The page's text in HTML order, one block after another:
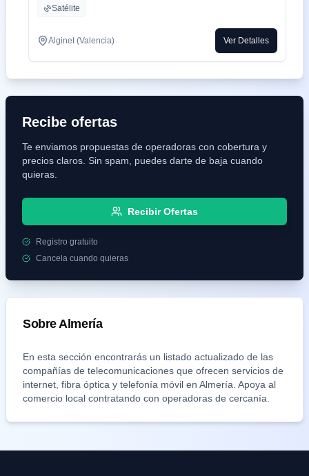
Satélite
Alginet (Valencia) Ver Detalles
Recibe ofertas
Te enviamos propuestas de operadoras con cobertura y
precios claros. Sin spam, puedes darte de baja cuando
quieras.
Recibir Ofertas
Registro gratuito
Cancela cuando quieras
SobreAlmería
En esta sección encontrarás un listado actualizado de las
compañías de telecomunicaciones que ofrecen servicios de
internet, fibra óptica y telefonía móvil en Almería . Apoya al
comercio local contratando con operadoras de cercanía.